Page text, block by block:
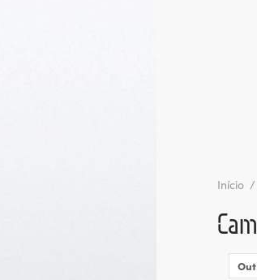
Início /